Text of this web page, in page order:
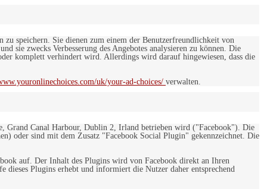
speichern. Sie dienen zum einem der Benutzerfreundlichkeit von
sie zwecks Verbesserung des Angebotes analysieren zu können. Die
komplett verhindert wird. Allerdings wird darauf hingewiesen, dass die
uk/your-ad-choices/ verwalten.
Grand Canal Harbour, Dublin 2, Irland betrieben wird ("Facebook"). Die
oder sind mit dem Zusatz "Facebook Social Plugin" gekennzeichnet. Die
auf. Der Inhalt des Plugins wird von Facebook direkt an Ihren
Plugins erhebt und informiert die Nutzer daher entsprechend